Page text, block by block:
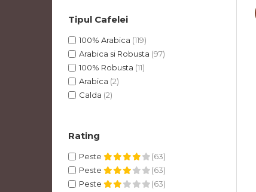
Tipul Cafelei
100% Arabica (119)
Arabica si Robusta (97)
100% Robusta (11)
Arabica (2)
Calda (2)
Rating
Peste
(63)
Peste
(63)
Peste
(63)